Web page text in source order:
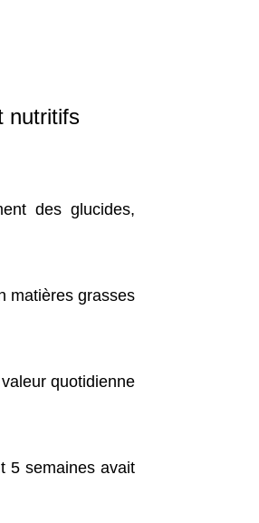
nutritifs
des glucides,
matières grasses
quotidienne
5 semaines avait